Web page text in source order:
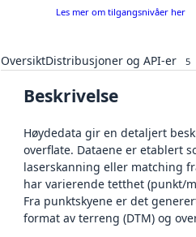
Les mer om tilgangsnivåer her
OversiktDistribusjoner og API-er 5
Beskrivelse
Høydedata gir en detaljert
overflate. Dataene er etablert
laserskanning eller matching
har varierende tetthet (punkt/
Fra punktskyene er det
format av terreng (DTM) og